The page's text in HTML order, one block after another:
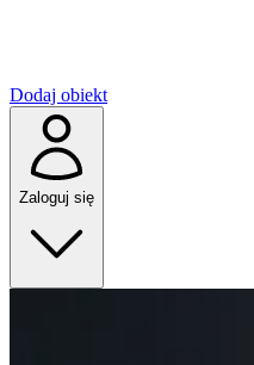
Dodaj obiekt
Zaloguj się